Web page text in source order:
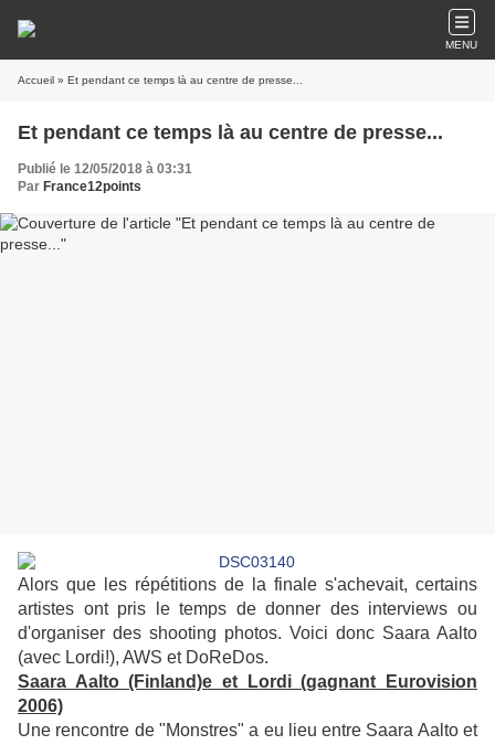
MENU
Accueil » Et pendant ce temps là au centre de presse...
Et pendant ce temps là au centre de presse...
Publié le 12/05/2018 à 03:31
Par France12points
Alors que les répétitions de la finale s'achevait, certains
artistes ont pris le temps de donner des interviews ou
d'organiser des shooting photos. Voici donc Saara Aalto
(avec Lordi!), AWS et DoReDos.
Saara Aalto (Finland)e et Lordi (gagnant Eurovision
2006)
Une rencontre de "Monstres" a eu lieu entre Saara Aalto et